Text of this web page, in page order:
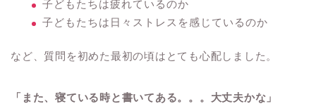
子どもたちは疲れているのか
子どもたちは日々ストレスを感じているのか
など、質問を初めた最初の頃はとても心配しました。
「また、寝ている時と書いてある。。。大丈夫かな」